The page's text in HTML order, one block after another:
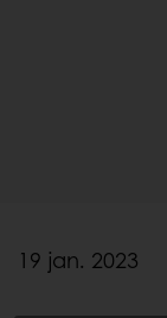
19 jan. 2023